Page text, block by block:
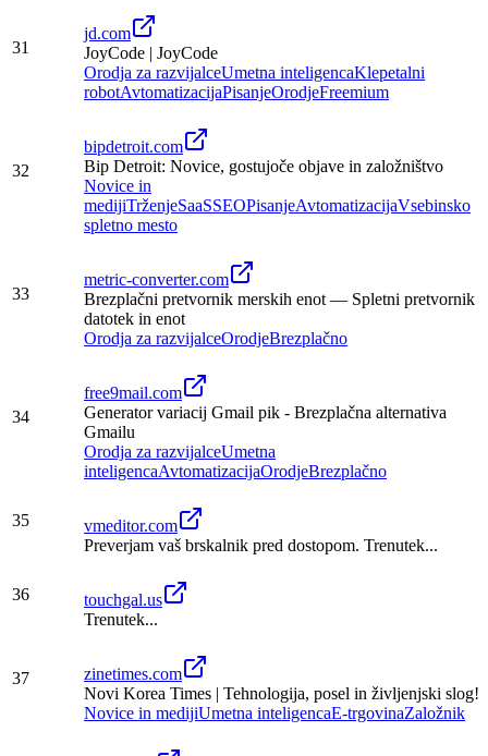
31
jd.com
JoyCode | JoyCode
Orodja za razvijalceUmetna inteligencaKlepetalni
robotAvtomatizacijaPisanjeOrodjeFreemium
32
bipdetroit.com
Bip Detroit: Novice, gostujoče objave in založništvo
Novice in
medijiTrženjeSaaSSEOPisanjeAvtomatizacijaVsebinsko
spletno mesto
33
metric-converter.com
Brezplačni pretvornik merskih enot — Spletni pretvornik
datotek in enot
Orodja za razvijalceOrodjeBrezplačno
34
free9mail.com
Generator variacij Gmail pik - Brezplačna alternativa
Gmailu
Orodja za razvijalceUmetna
inteligencaAvtomatizacijaOrodjeBrezplačno
35
vmeditor.com
Preverjam vaš brskalnik pred dostopom. Trenutek...
36
touchgal.us
Trenutek...
37
zinetimes.com
Novi Korea Times | Tehnologija, posel in življenjski slog!
Novice in medijiUmetna inteligencaE-trgovinaZaložnik